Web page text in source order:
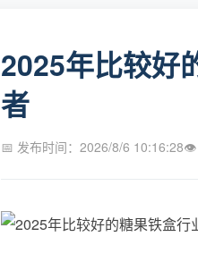
2025年比较好
者
📅 发布时间：2026/8/6 10:16:28👁